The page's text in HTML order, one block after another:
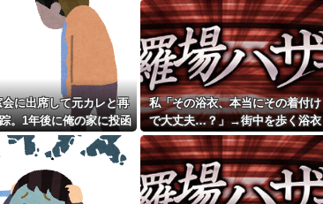
子化です」←わかる 中国北朝鮮「少子化です」←強権国
かよ
道端でばったり。美容師「早く前みたいに美容室に来て
う少し落ち着いたらお願いします」
メムシが発した臭いでショック死する事がある
も用意せず週２で遊びに行くって多いかな？遅くても21
けど
で落とした財布の中身が何年も経ってから別の旅行先で
た
を調べてみたよ
に出席して元カレと再
。1年後に俺の家に投函
れたものがこれ...
私「その浴衣、本当にその着付け
で大丈夫…？」→街中を歩く浴衣
姿を見て、違和感ばかりが気にな
ってしまい…